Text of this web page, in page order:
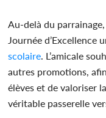
Au-delà du
Journée d’Excellence
scolaire. L’amicale
autres promotions,
élèves et de valoriser la
véritable passerelle